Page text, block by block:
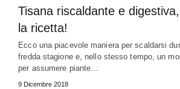
Tisana riscaldante e
la ricetta!
Ecco una piacevole maniera per scaldarsi
fredda stagione e, nello stesso tempo, un
per assumere piante…
9 Dicembre 2018